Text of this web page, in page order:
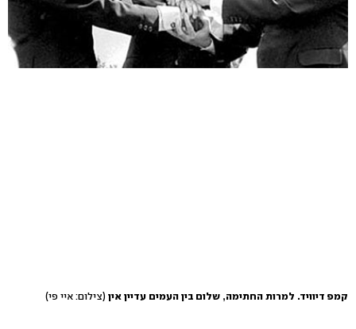
קמפ דיוויד. למרות החתימה, שלום בין העמים עדיין אין (צילום: איי פי)